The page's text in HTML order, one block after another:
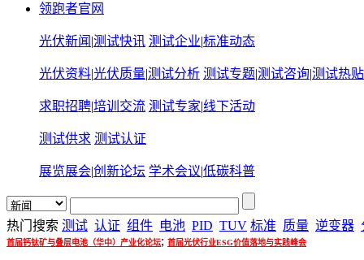
领跑者官网
光伏新闻 |测试快讯 测试企业|标准动态
光伏资料|光伏质量|测试分析 测试专题|测试咨询|测试热贴
求职招聘|培训交流 测试专家|线下活动
测试供求 测试认证
展览展会|创新论坛 学术会议|低碳科普
热门搜索 测试 认证 组件 电池 PID TUV 标准 质量 逆变器
首届钙钛矿与叠层电池（华中）产业化论坛; 首届光伏行业ESG价值落地与实践峰会